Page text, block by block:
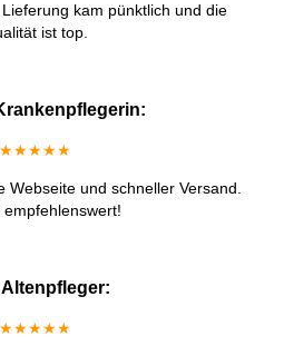
kam pünktlich und die
ist top.
★★★★★
und schneller Versand.
empfehlenswert!
Altenpfleger:
★★★★★